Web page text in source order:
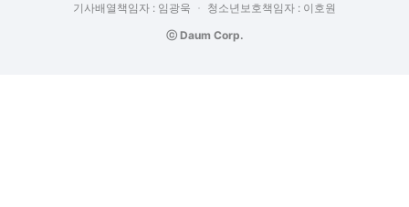
기사배열책임자 : 임광욱
청소년보호책임자 : 이호원
ⓒ Daum Corp.